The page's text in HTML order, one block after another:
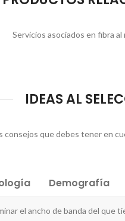
Servicios asociados en fibra
IDEAS AL
que debes tener en
Demografía
el ancho de banda del